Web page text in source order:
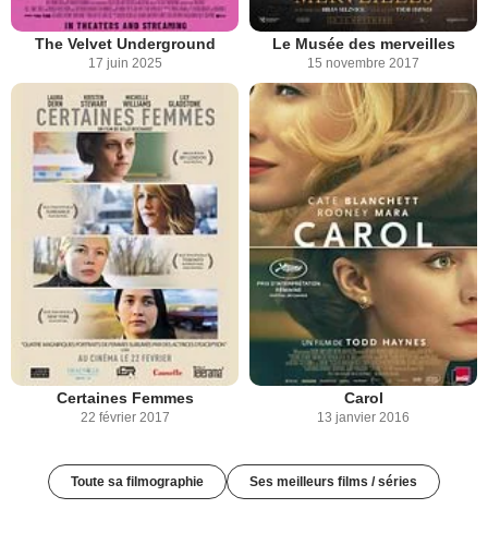
The Velvet Underground
17 juin 2025
Le Musée des merveilles
15 novembre 2017
Certaines Femmes
22 février 2017
Carol
13 janvier 2016
Toute sa filmographie Ses meilleurs films / séries